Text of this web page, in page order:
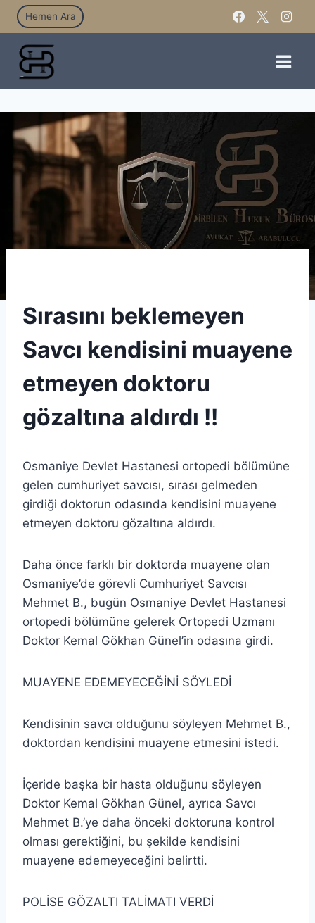
Hemen Ara
Sırasını beklemeyen
Savcı kendisini muayene
etmeyen doktoru
gözaltına aldırdı !!
Osmaniye Devlet Hastanesi ortopedi bölümüne
gelen cumhuriyet savcısı, sırası gelmeden
girdiği doktorun odasında kendisini muayene
etmeyen doktoru gözaltına aldırdı.
Daha önce farklı bir doktorda muayene olan
Osmaniye’de görevli Cumhuriyet Savcısı
Mehmet B., bugün Osmaniye Devlet Hastanesi
ortopedi bölümüne gelerek Ortopedi Uzmanı
Doktor Kemal Gökhan Günel’in odasına girdi.
MUAYENE EDEMEYECEĞİNİ SÖYLEDİ
Kendisinin savcı olduğunu söyleyen Mehmet B.,
doktordan kendisini muayene etmesini istedi.
İçeride başka bir hasta olduğunu söyleyen
Doktor Kemal Gökhan Günel, ayrıca Savcı
Mehmet B.’ye daha önceki doktoruna kontrol
olması gerektiğini, bu şekilde kendisini
muayene edemeyeceğini belirtti.
POLİSE GÖZALTI TALİMATI VERDİ